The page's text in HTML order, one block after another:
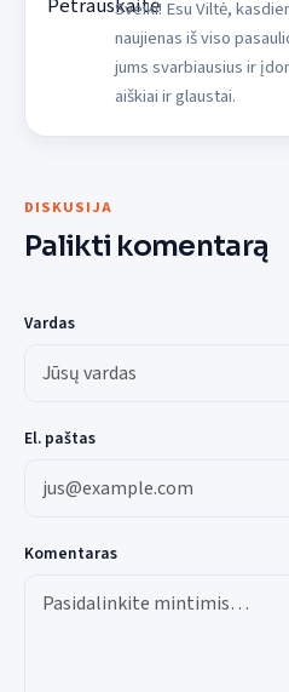
Sveiki! Esu Viltė,
naujienas iš viso
jums svarbiausius ir
aiškiai ir glaustai.
DISKUSIJA
Palikti komentarą
Vardas
El. paštas
Komentaras